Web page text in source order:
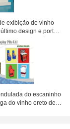
exibição de vinho
design e porta
para vinho e
bebida
do escaninho
do vinho ereto de